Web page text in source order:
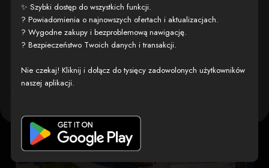
Użytkowniku,
Używamy plików tekstowych zwanych „cookies” („ciasteczka”), by uczynić naszą
stronę łatwiejszą w użytkowaniu.
Ustawienia
✨ Szybki dostęp do wszystkich funkcji.
? Powiadomienia o najnowszych ofertach i aktualizacjach.
? Wygodne zakupy i bezproblemową nawigację.
? Bezpieczeństwo Twoich danych i transakcji.
Nie czekaj! Kliknij i dołącz do tysięcy zadowolonych użytkowników
naszej aplikacji.